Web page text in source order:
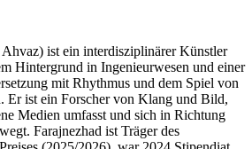
ist ein interdisziplinärer Künstler
Hintergrund in Ingenieurwesen und einer
mit Rhythmus und dem Spiel von
Er ist ein Forscher von Klang und Bild,
Medien umfasst und sich in Richtung
Farajnezhad ist Träger des